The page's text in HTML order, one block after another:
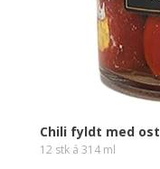
Chili fyldt med ost
12 stk á 314 ml